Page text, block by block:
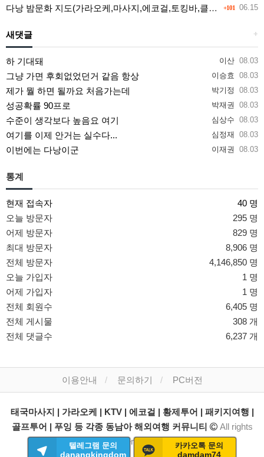
+101 06.15
다낭 밤문화 지도(가라오케,마사지,에코걸,토킹바,클럽) 유흥별 가격 및 후기공유
+
새댓글
이산 08.03
하 기대돼
이승효 08.03
그냥 가면 후회없었던거 같음 항상
박기정 08.03
제가 뭘 하면 될까요 처음가는데
박재권 08.03
성공확률 90프로
심상수 08.03
수준이 생각보다 높음요 여기
심정재 08.03
여기를 이제 안거는 실수다...
이재권 08.03
이번에는 다낭이군
통계
현재 접속자
40 명
오늘 방문자
295 명
어제 방문자
829 명
최대 방문자
8,906 명
전체 방문자
4,146,850 명
오늘 가입자
1 명
어제 가입자
1 명
전체 회원수
6,405 명
전체 게시물
308 개
전체 댓글수
6,237 개
텔레그램 문의
danangkingdom
카카오톡 문의
damdam74
이용안내 문의하기 PC버전
태국마사지 | 가라오케 | KTV | 에코걸 | 황제투어 | 패키지여행 |
골프투어 | 푸잉 등 각종 동남아 해외여행 커뮤니티
All rights
reserved.